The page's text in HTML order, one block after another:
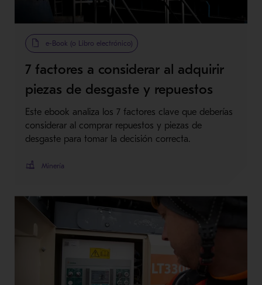
e-Book (o Libro electrónico)
7 factores a considerar al adquirir
piezas de desgaste y repuestos
Este ebook analiza los 7 factores clave que deberías
considerar al comprar repuestos y piezas de
desgaste para tomar la decisión correcta.
Minería